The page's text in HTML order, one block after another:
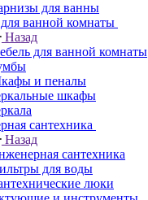
для ванны
ванной комнаты
Назад
для ванной комнаты
и пеналы
шкафы
сантехника
Назад
сантехника
для воды
люки